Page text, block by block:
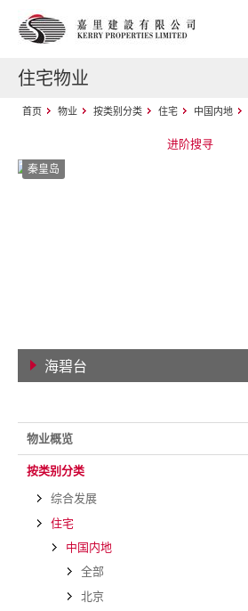
住宅物业
首页 物业 按类别分类 住宅 中国内地
进阶搜寻
秦皇岛
海碧台
物业概览
按类别分类
综合发展
住宅
中国内地
全部
北京